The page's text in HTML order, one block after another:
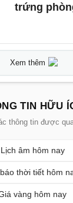
trứng
Xem thêm
TIN HỮU
thông tin được
Lịch âm hôm nay
thời tiết hôm
vàng hôm nay